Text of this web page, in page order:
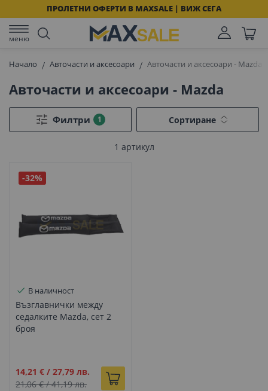
ПРОЛЕТНИ ОФЕРТИ В MAXSALE | ВИЖ СЕГА
меню
Начало Авточасти и аксесоари Авточасти и аксесоари - Mazda
Авточасти и аксесоари - Mazda
Филтри
1 артикул
Сортиране
-32%
В наличност
Възглавнички между
седалките Mazda, сет 2
броя
Промо
цена
14,21 € / 27,79 лв.
21,06 €/41,19 лв.